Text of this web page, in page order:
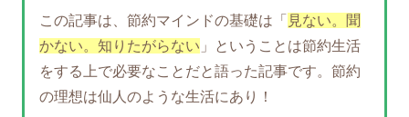
この記事は、節約マインドの基礎は「 見ない。聞
かない。知りたがらない 」ということは節約生活
をする上で必要なことだと語った記事です。節約
の理想は仙人のような生活にあり！